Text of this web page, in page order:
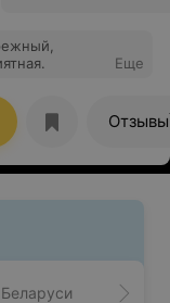
Еще
Отзывы